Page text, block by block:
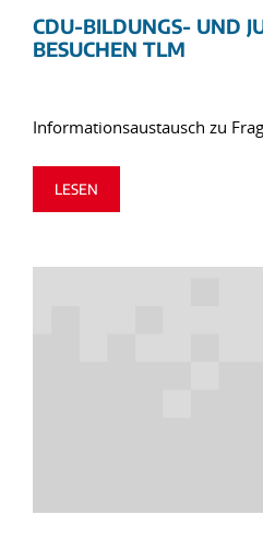
CDU-BILDUNGS- UND
BESUCHEN TLM
Informationsaustausch zu
LESEN